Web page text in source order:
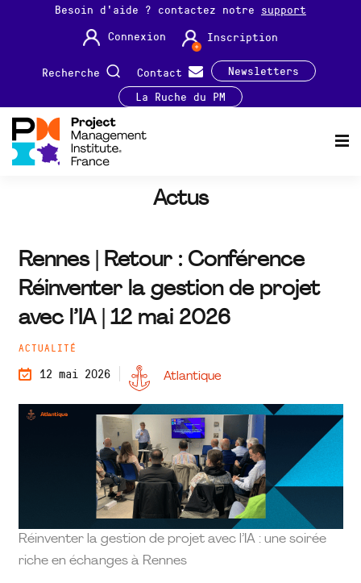
Besoin d'aide ? contactez notre support
Connexion
Inscription
Recherche Contact
Newsletters
La Ruche du PM
Actus
Rennes | Retour : Conférence
Réinventer la gestion de projet
avec l’IA | 12 mai 2026
ACTUALITÉ
12 mai 2026 Atlantique
Réinventer la gestion de projet avec l’IA : une soirée
riche en échanges à Rennes